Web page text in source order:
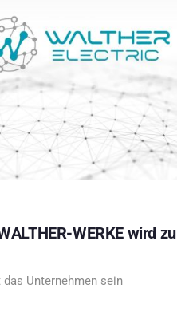
WERKE wird zu
Unternehmen sein